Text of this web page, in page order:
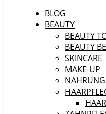
BLOG
BEAUTY
BEAUTY
BEAUTY
SKINCARE
MAKE-UP